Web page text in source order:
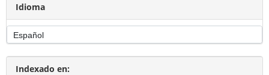
Idioma
Indexado en: